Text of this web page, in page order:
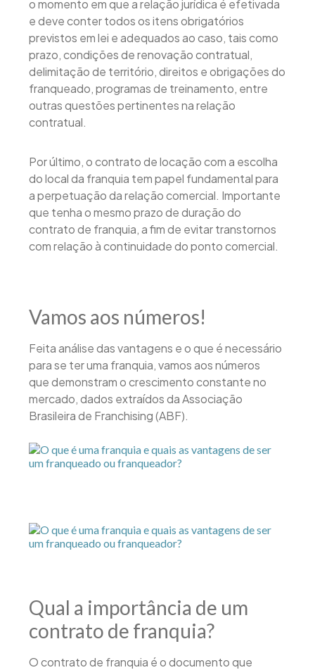
o momento em que a relação jurídica é efetivada
e deve conter todos os itens obrigatórios
previstos em lei e adequados ao caso, tais como
prazo, condições de renovação contratual,
delimitação de território, direitos e obrigações do
franqueado, programas de treinamento, entre
outras questões pertinentes na relação
contratual.
Por último, o contrato de locação com a escolha
do local da franquia tem papel fundamental para
a perpetuação da relação comercial. Importante
que tenha o mesmo prazo de duração do
contrato de franquia, a fim de evitar transtornos
com relação à continuidade do ponto comercial.
Vamos aos números!
Feita análise das vantagens e o que é necessário
para se ter uma franquia, vamos aos números
que demonstram o crescimento constante no
mercado, dados extraídos da Associação
Brasileira de Franchising (ABF).
Qual a importância de um
contrato de franquia?
O contrato de franquia é o documento que